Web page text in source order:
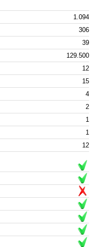
1.094
306
39
129.500
12
15
4
2
1
1
12